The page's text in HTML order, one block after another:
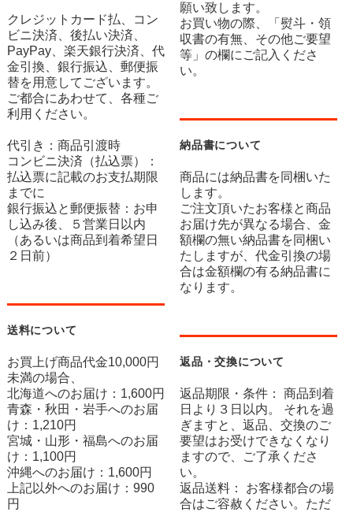
クレジットカード払、コン
ビニ決済、後払い決済、
PayPay、楽天銀行決済、代
金引換、銀行振込、郵便振
替を用意してございます。
ご都合にあわせて、各種ご
利用ください。
代引き：商品引渡時
コンビニ決済（払込票）：
払込票に記載のお支払期限
までに
銀行振込と郵便振替：お申
し込み後、５営業日以内
（あるいは商品到着希望日
２日前）
送料について
お買上げ商品代金10,000円
未満の場合、
北海道へのお届け：1,600円
青森・秋田・岩手へのお届
け：1,210円
宮城・山形・福島へのお届
け：1,100円
沖縄へのお届け：1,600円
上記以外へのお届け：990
円
願い致します。
お買い物の際、「熨斗・領
収書の有無、その他ご要望
等」の欄にご記入くださ
い。
納品書について
商品には納品書を同梱いた
します。
ご注文頂いたお客様と商品
お届け先が異なる場合、金
額欄の無い納品書を同梱い
たしますが、代金引換の場
合は金額欄の有る納品書に
なります。
返品・交換について
返品期限・条件： 商品到着
日より３日以内。 それを過
ぎますと、返品、交換のご
要望はお受けできなくなり
ますので、ご了承くださ
い。
返品送料： お客様都合の場
合はご容赦ください。ただ